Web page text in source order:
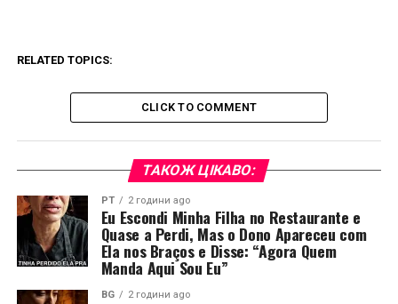
RELATED TOPICS:
CLICK TO COMMENT
ТАКОЖ ЦІКАВО:
PT 2 години ago
Eu Escondi Minha Filha no Restaurante e
Quase a Perdi, Mas o Dono Apareceu com
Ela nos Braços e Disse: “Agora Quem
Manda Aqui Sou Eu”
BG 2 години ago